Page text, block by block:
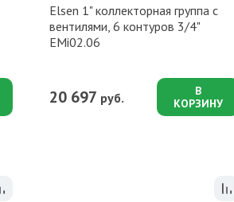
Elsen 1" коллекторная группа с
вентилями, 6 контуров 3/4"
EMi02.06
20 697 руб.
В
КОРЗИНУ